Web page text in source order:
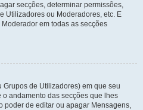
secções, determinar permissões,
Utilizadores ou Moderadores, etc. E
em todas as secções
de Utilizadores) em que seu
andamento das secções que lhes
poder de editar ou apagar Mensagens,